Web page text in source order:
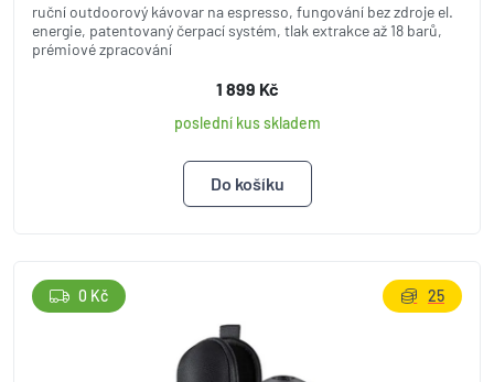
ruční outdoorový kávovar na espresso, fungování bez zdroje el.
energie, patentovaný čerpací systém, tlak extrakce až 18 barů,
prémiové zpracování
1 899 Kč
poslední kus skladem
0 Kč 25